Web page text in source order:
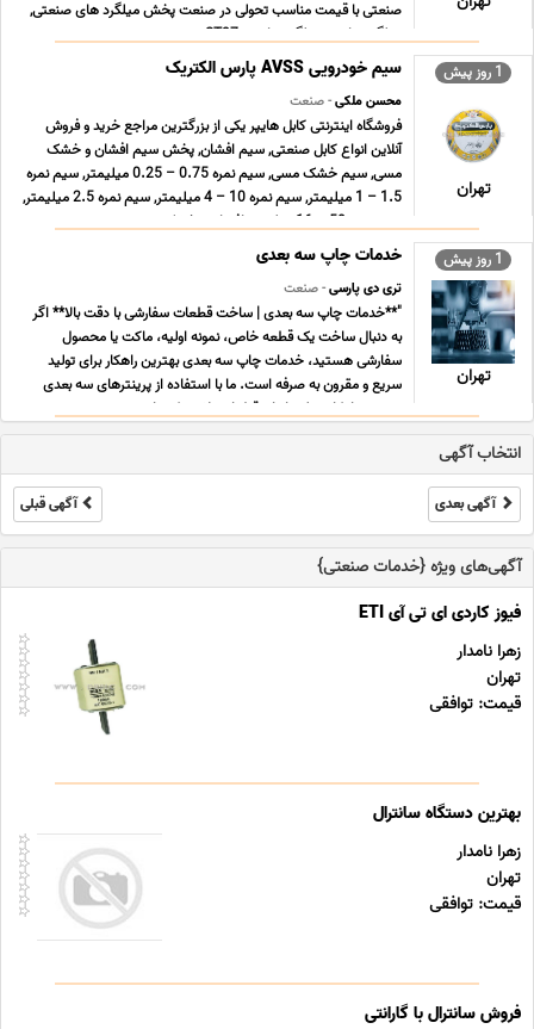
صنعتی با قیمت مناسب تحولی در صنعت پخش میلگرد های صنعتی,
میلگرد ترانس, میلگرد ترانسی ST37 , می ... ...
1 روز پیش
تهران
سیم خودرویی AVSS پارس الکتریک
محسن ملکی- صنعت
فروشگاه اینترنتی کابل هایپر یکی از بزرگترین مراجع خرید و فروش
آنلاین انواع کابل صنعتی, سیم افشان, پخش سیم افشان و خشک
مسی, سیم خشک مسی, سیم نمره 0.75 – 0.25 میلیمتر, سیم نمره
1.5 – 1 میلیمتر, سیم نمره 10 – 4 میلیمتر, سیم نمره 2.5 میلیمتر,
سیم نمره 50 – 16 میلیمتر افشان و خشک زمین ... ...
1 روز پیش
تهران
خدمات چاپ سه بعدی
تری دی پارسی- صنعت
"**خدمات چاپ سه بعدی | ساخت قطعات سفارشی با دقت بالا** اگر
به دنبال ساخت یک قطعه خاص، نمونه اولیه، ماکت یا محصول
سفارشی هستید، خدمات چاپ سه بعدی بهترین راهکار برای تولید
سریع و مقرون به صرفه است. ما با استفاده از پرینترهای سه بعدی
صنعتی، امکان تولید انواع قطعات پلاستیکی را ب ... ...
انتخاب آگهی
آگهی بعدی آگهی قبلی
آگهی‌های ویژه {خدمات صنعتی}
فیوز کاردی ای تی آی ETI
زهرا نامدار
تهران
قیمت: توافقی
بهترین دستگاه سانترال
زهرا نامدار
تهران
قیمت: توافقی
فروش سانترال با گارانتی